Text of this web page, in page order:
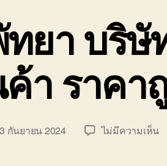
ยา บริษั
า ราคา
3 กันยายน 2024 ไม่มีความเห็นบน